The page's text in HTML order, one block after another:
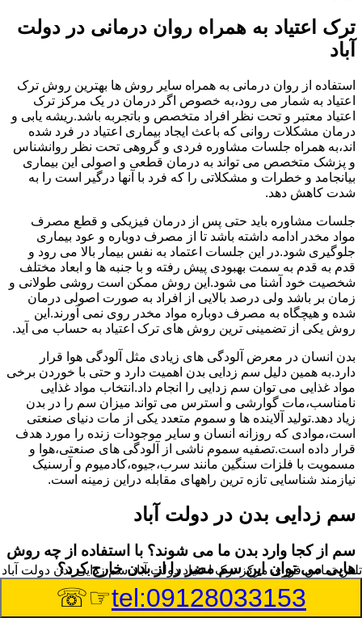
ترک اعتیاد به همراه روان درمانی در دولت
آباد
استفاده از روان درمانی به همراه سایر روش ها بهترین روش ترک
اعتیاد به شمار می رود،به خصوص اگر درمان در یک مرکز ترک
اعتیاد معتبر و تحت نظر افراد متخصص و باتجربه باشد.ریشه یابی و
درمان مشکلات روانی که باعث ایجاد بیماری اعتیاد در فرد شده
اند،به همراه جلسات مشاوره فردی و گروهی تحت نظر روانشناس
و پزشک متخصص می تواند به درمان قطعی و اصولی این بیماری
بیانجامد و خطرات و مشکلاتی را که فرد با آنها درگیر است را به
شدت کاهش دهد.
جلسات مشاوره باید حتی پس از درمان فیزیکی و قطع مصرف
مواد مخدر ادامه داشته باشد تا از مصرف دوباره و عود بیماری
جلوگیری شود.در این جلسات اعتماد به نفس بیمار بالا می رود و
قدم به قدم به سمت بهبودی پیش رفته و با جنبه ها و ابعاد مختلف
شخصیت خود آشنا می شود.این روش ممکن است روشی طولانی و
زمان بر باشد ولی درصد بالایی از افراد به صورت اصولی درمان
شده و هیچگاه به مصرف دوباره مواد مخدر روی نمی آورند.این
روش یکی از تضمینی ترین روش های ترک اعتیاد به حساب می آید.
بدن انسان در معرض آلودگی های زیادی مثل آلودگی هوا قرار
دارد.به همین دلیل سم زدایی بدن اهمیت دارد و حتی با خوردن برخی
مواد غذایی می توان سم زدایی را انجام داد.انتخاب مواد غذایی
نامناسب،مات گوارشی و استرس می تواند میزان سم را در بدن
زیاد دهد.تولید آلاینده ها و سموم متعدد یکی از مات دنیای صنعتی
است،موادی که روزانه انسان و سایر موجودات زنده را مورد هدف
قرار داده است.تصفیه سموم ناشی از آلودگی های صنعتی،هوا و
مسمویت با فلزات سنگین مانند سرب،جیوه،کادمیوم و آرسنیک
نیازمند شناسایی تازه ترین راههای مقابله دراین زمینه است.
سم زدایی بدن در دولت آباد
سم از کجا وارد بدن ما می شوند؟ با استفاده از چه روش
هایی می توان این سم مضر را از بدن خارج کرد؟
بطور کلی سم موجود در بدن به دو گروه عمده تقسیم می
تلفن تماس فوریمرکز ترک اعتیاد دولت آباد,سم زدایی بدن دولت آباد
tel:09128033153
☞☏